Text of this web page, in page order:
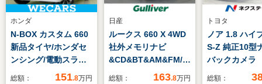
ホンダ
N-BOX カスタム 660
新品タイヤ/ホンダセ
ンシング/電動スライ
ドドア/シートヒータ
総額： 151.8万円
日産
ルークス 660 X 4WD
社外メモリナビ
&CD&BT&AM&FM/エ
マージェンシーブレー
総額： 163.8万円
トヨタ
ノア 1.8 ハイ
S-Z 純正10
バックカメラ
動ドア 衝突
総額：